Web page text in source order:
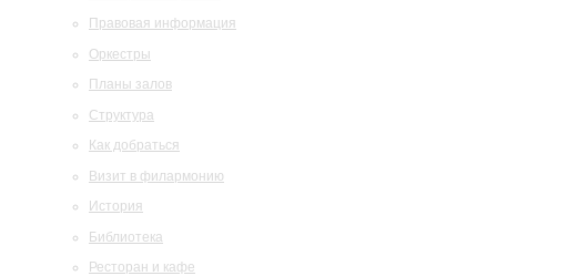
Правовая информация
Оркестры
Планы залов
Структура
Как добраться
Визит в филармонию
История
Библиотека
Ресторан и кафе